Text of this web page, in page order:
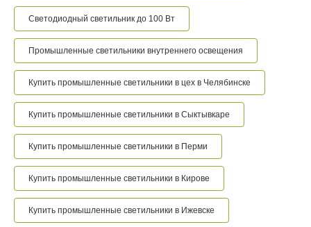
Светодиодный светильник до 100 Вт
Промышленные светильники внутреннего освещения
Купить промышленные светильники в цех в Челябинске
Купить промышленные светильники в Сыктывкаре
Купить промышленные светильники в Перми
Купить промышленные светильники в Кирове
Купить промышленные светильники в Ижевске